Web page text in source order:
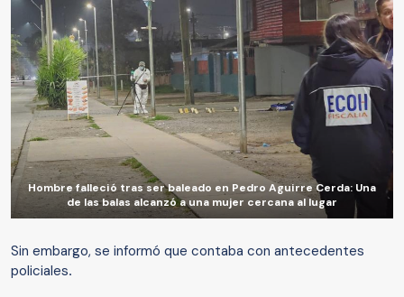
Hombre falleció tras ser baleado en Pedro Aguirre Cerda: Una
de las balas alcanzó a una mujer cercana al lugar
Sin embargo, se informó que contaba con antecedentes
policiales.